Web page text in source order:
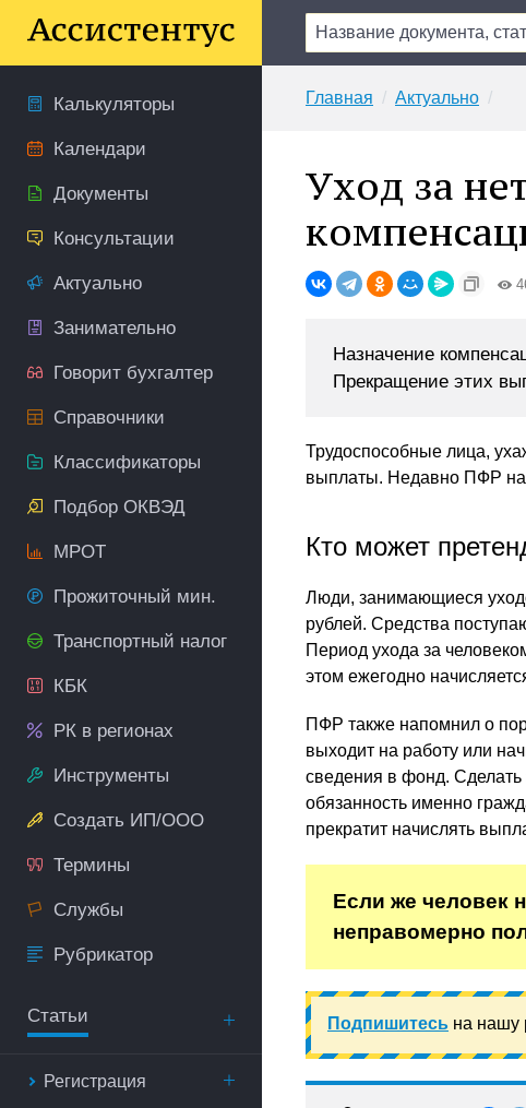
Калькуляторы
Календари
Документы
Консультации
Актуально
Занимательно
Говорит бухгалтер
Справочники
Классификаторы
Подбор ОКВЭД
МРОТ
Прожиточный мин.
Транспортный налог
КБК
РК в регионах
Инструменты
Создать ИП/ООО
Термины
Службы
Рубрикатор
Статьи
Регистрация
Главная Актуально
Уход за
Назначение
Прекращение этих
Трудоспособные лица,
выплаты. Недавно ПФР
Кто может
Люди, занимающиеся
рублей. Средства
Период ухода за
этом ежегодно
ПФР также напомнил о
выходит на работу или
сведения в фонд. Сделать
обязанность именно
прекратит начислять
Если же человек
неправомерно
Подпишитесь на нашу